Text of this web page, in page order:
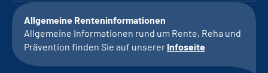
Allgemeine Renteninformationen
Allgemeine Informationen rund um Rente, Reha und
Prävention finden Sie auf unserer Infoseite